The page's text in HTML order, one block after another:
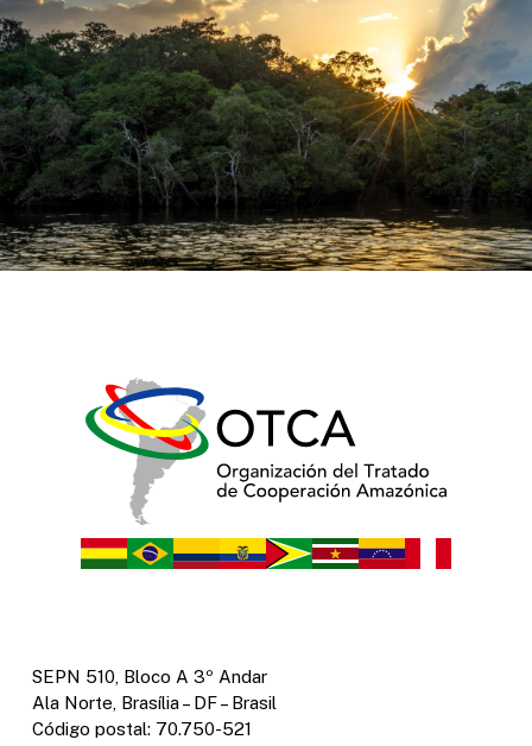
SEPN 510, Bloco A 3º Andar
Ala Norte, Brasília – DF – Brasil
Código postal: 70.750-521